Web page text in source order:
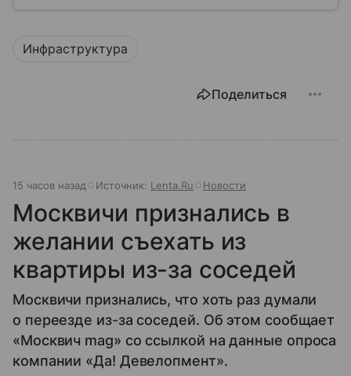
Инфраструктура
Поделиться
15 часов назад Источник: Lenta.Ru Новости
Москвичи признались в
желании съехать из
квартиры из-за соседей
Москвичи признались, что хоть раз думали
о переезде из-за соседей. Об этом сообщает
«Москвич mag» со ссылкой на данные опроса
компании «Да! Девелопмент».